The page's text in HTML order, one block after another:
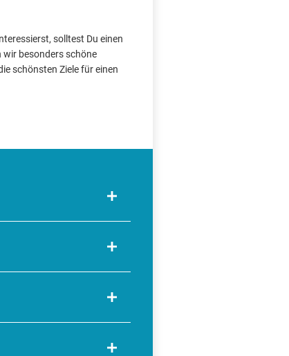
solltest Du einen
wir besonders schöne
schönsten Ziele für einen